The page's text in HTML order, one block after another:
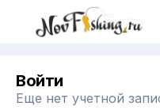
Войти
Еще нет учетной